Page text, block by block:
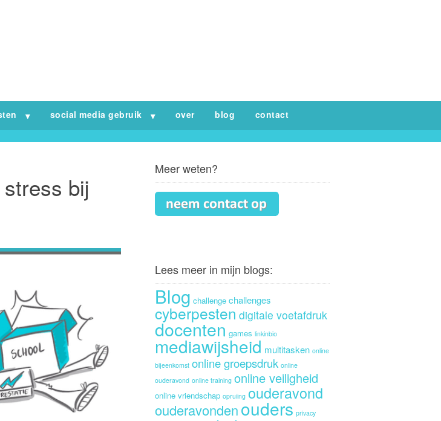
social media gebruik over blog contact
bij
Meer weten?
Lees meer in mijn blogs:
Blog challenge challenges
cyberpesten digitale voetafdruk
docenten games linkinbio
mediawijsheid multitasken online
bijeenkomst online groepsdruk online
ouderavond online training online veiligheid
online vriendschap opruiing ouderavond
ouderavondenouders privacy